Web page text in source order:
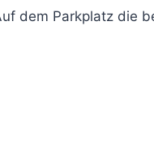
dem Parkplatz die